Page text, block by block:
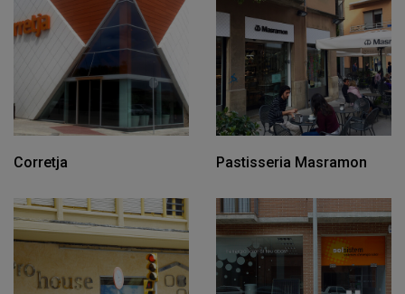
Corretja Pastisseria Masramon